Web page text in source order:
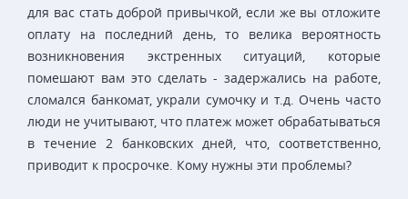
для вас стать доброй привычкой, если же вы отложите
оплату на последний день, то велика вероятность
возникновения экстренных ситуаций, которые
помешают вам это сделать - задержались на работе,
сломался банкомат, украли сумочку и т.д. Очень часто
люди не учитывают, что платеж может обрабатываться
в течение 2 банковских дней, что, соответственно,
приводит к просрочке. Кому нужны эти проблемы?